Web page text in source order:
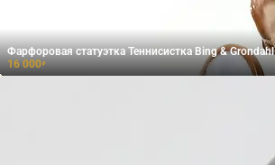
Фарфоровая статуэтка Теннисистка Bing & Grondahl
16 000₽